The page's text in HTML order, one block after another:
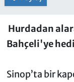
Hurdadan
Bahçeli'ye
Sinop’ta bir